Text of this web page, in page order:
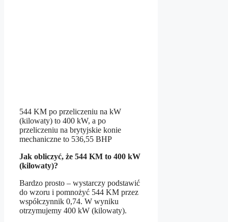
544 KM po przeliczeniu na kW
(kilowaty) to 400 kW, a po
przeliczeniu na brytyjskie konie
mechaniczne to 536,55 BHP
Jak obliczyć, że 544 KM to 400 kW
(kilowaty)?
Bardzo prosto – wystarczy podstawić
do wzoru i pomnożyć 544 KM przez
współczynnik 0,74. W wyniku
otrzymujemy 400 kW (kilowaty).